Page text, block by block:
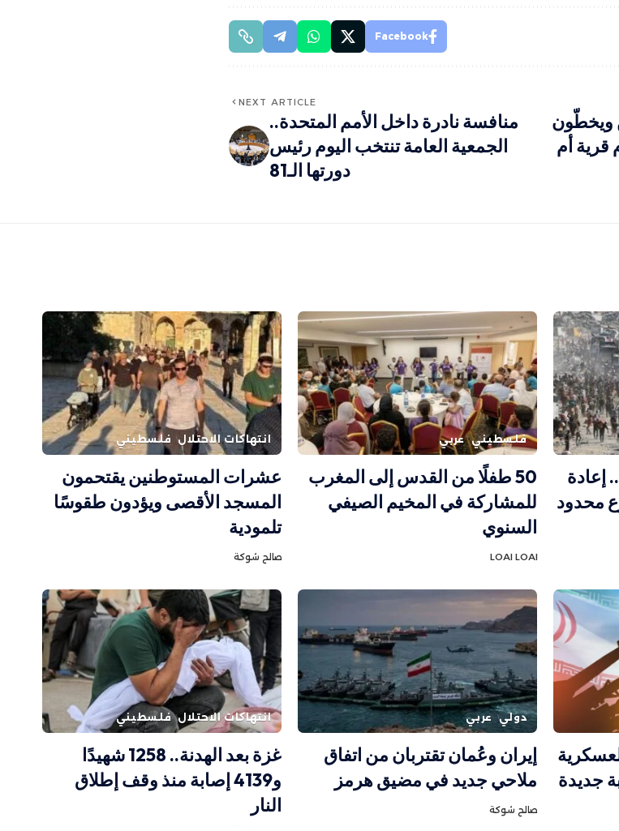
Facebook
ويخطّون
قرية أم
NEXT ARTICLE
منافسة نادرة داخل الأمم المتحدة..
الجمعية العامة تنتخب اليوم رئيس
دورتها الـ81
إعادة
محدود
فلسطيني عربي
50 طفلًا من القدس إلى المغرب
للمشاركة في المخيم الصيفي
السنوي
LOAI LOAI
انتهاكات الاحتلال فلسطيني
عشرات المستوطنين يقتحمون
المسجد الأقصى ويؤدون طقوسًا
تلمودية
صالح شوكة
جديدة
دولي عربي
إيران وعُمان تقتربان من اتفاق
ملاحي جديد في مضيق هرمز
صالح شوكة
انتهاكات الاحتلال فلسطيني
غزة بعد الهدنة.. 1258 شهيدًا
و4139 إصابة منذ وقف إطلاق
النار